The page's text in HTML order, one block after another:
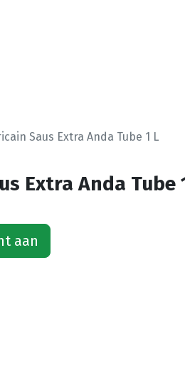
Saus Extra Anda Tube 1 L
Extra Anda Tube
aan